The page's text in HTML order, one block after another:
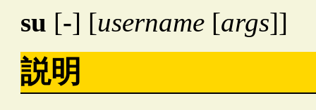
su [-] [username [args]]
説明